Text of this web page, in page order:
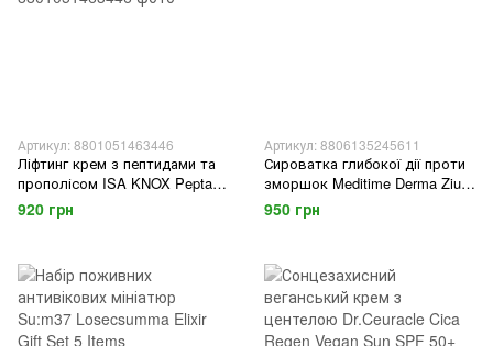
Артикул: 8801051463446
Ліфтинг крем з пептидами та
прополісом ISA KNOX Pepta
Propolis Lifting Cream 50ml
920 грн
Артикул: 8806135245611
Сироватка глибокої дії проти
зморшок Meditime Derma Zium
Ampoule Serum 100ml
950 грн